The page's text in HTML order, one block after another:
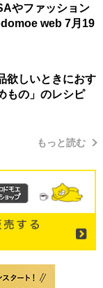
やファッション
web 7月19
欲しいときにおす
もの」のレシピ
もっと読む